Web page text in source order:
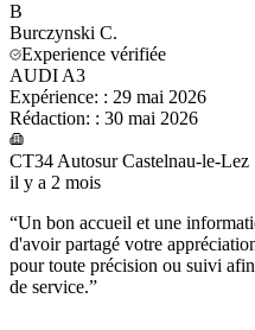
B
Burczynski C.
Experience vérifiée
AUDI A3
Expérience: : 29 mai 2026
Rédaction: : 30 mai 2026
CT34 Autosur Castelnau-le-Lez
il y a 2 mois
“Un bon accueil et une
d'avoir partagé votre
pour toute précision ou suivi
de service.”